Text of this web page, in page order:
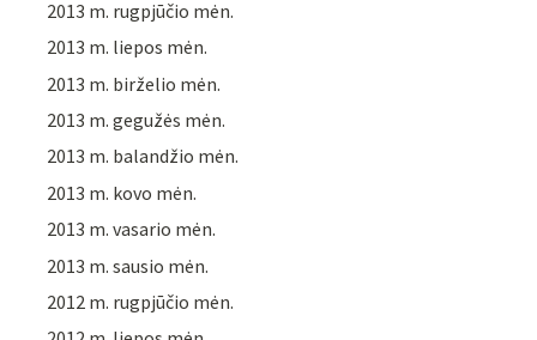
2013 m. rugpjūčio mėn.
2013 m. liepos mėn.
2013 m. birželio mėn.
2013 m. gegužės mėn.
2013 m. balandžio mėn.
2013 m. kovo mėn.
2013 m. vasario mėn.
2013 m. sausio mėn.
2012 m. rugpjūčio mėn.